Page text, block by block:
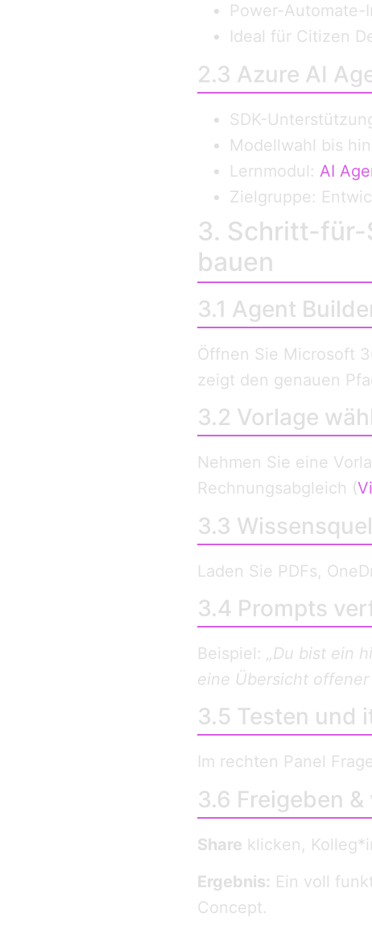
Power-Automate-
Ideal für Citizen
2.3 Azure AI
SDK-
Modellwahl bis
Lernmodul: AI
Zielgruppe:
3. Schritt-für-
bauen
3.1 Agent
Öffnen Sie Microsoft
zeigt den genauen
3.2 Vorlage
Nehmen Sie eine
Rechnungsabgleich (
3.3
Laden Sie PDFs,
3.4 Prompts
Beispiel: „Du bist ein
eine Übersicht offener
3.5 Testen und
Im rechten Panel
3.6 Freigeben
Share klicken,
Ergebnis: Ein voll
Concept.